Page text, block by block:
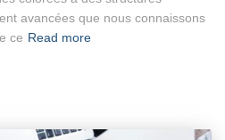
avancées que nous connaissons
ce Read more